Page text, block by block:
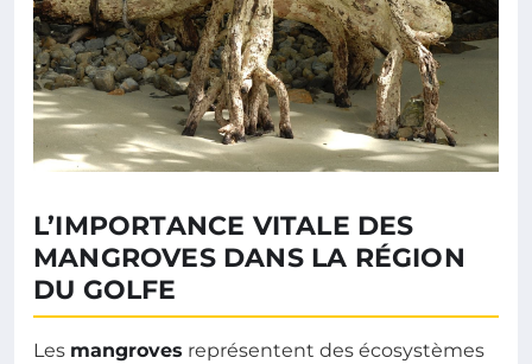
L’IMPORTANCE VITALE DES
MANGROVES DANS LA RÉGION
DU GOLFE
Les mangroves représentent des écosystèmes